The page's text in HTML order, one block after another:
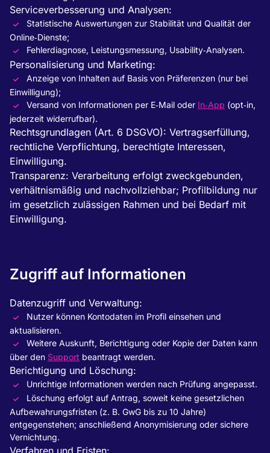
Serviceverbesserung und Analysen:
Statistische Auswertungen zur Stabilität und Qualität der
Online‑Dienste;
Fehlerdiagnose, Leistungsmessung, Usability‑Analysen.
Personalisierung und Marketing:
Anzeige von Inhalten auf Basis von Präferenzen (nur bei
Einwilligung);
Versand von Informationen per E‑Mail oder In‑App (opt‑in,
jederzeit widerrufbar).
Rechtsgrundlagen (Art. 6 DSGVO): Vertragserfüllung,
rechtliche Verpflichtung, berechtigte Interessen,
Einwilligung.
Transparenz: Verarbeitung erfolgt zweckgebunden,
verhältnismäßig und nachvollziehbar; Profilbildung nur
im gesetzlich zulässigen Rahmen und bei Bedarf mit
Einwilligung.
Zugriff auf Informationen
Datenzugriff und Verwaltung:
Nutzer können Kontodaten im Profil einsehen und
aktualisieren.
Weitere Auskunft, Berichtigung oder Kopie der Daten kann
über den Support beantragt werden.
Berichtigung und Löschung:
Unrichtige Informationen werden nach Prüfung angepasst.
Löschung erfolgt auf Antrag, soweit keine gesetzlichen
Aufbewahrungsfristen (z. B. GwG bis zu 10 Jahre)
entgegenstehen; anschließend Anonymisierung oder sichere
Vernichtung.